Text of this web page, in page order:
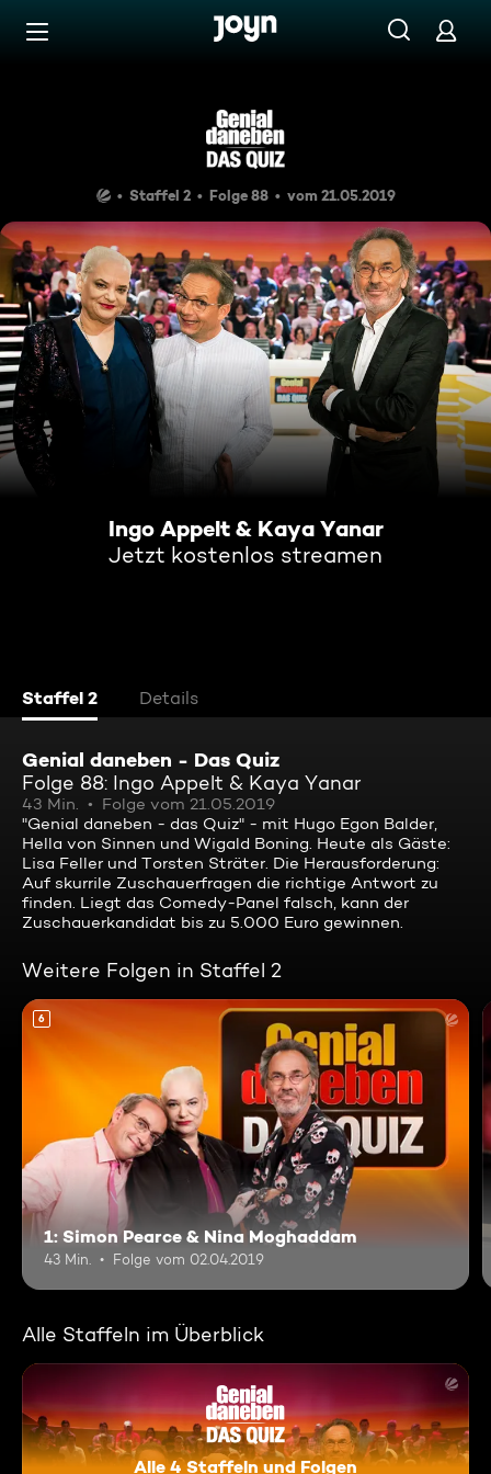
Zum Inhalt springen
Ingo Appelt & Kaya Yanar
Staffel 2 Folge 88 vom 21.05.2019
Ingo Appelt & Kaya Yanar
Jetzt kostenlos streamen
Staffel 2 Details
Genial daneben - Das Quiz
Folge 88: Ingo Appelt & Kaya Yanar
43 Min.
Folge vom 21.05.2019
"Genial daneben - das Quiz" - mit Hugo Egon Balder,
Hella von Sinnen und Wigald Boning. Heute als Gäste:
Lisa Feller und Torsten Sträter. Die Herausforderung:
Auf skurrile Zuschauerfragen die richtige Antwort zu
finden. Liegt das Comedy-Panel falsch, kann der
Zuschauerkandidat bis zu 5.000 Euro gewinnen.
Weitere Folgen in Staffel 2
6
1: Simon Pearce & Nina Moghaddam
43 Min. Folge vom 02.04.2019
Alle Staffeln im Überblick
Alle 4 Staffeln und Folgen